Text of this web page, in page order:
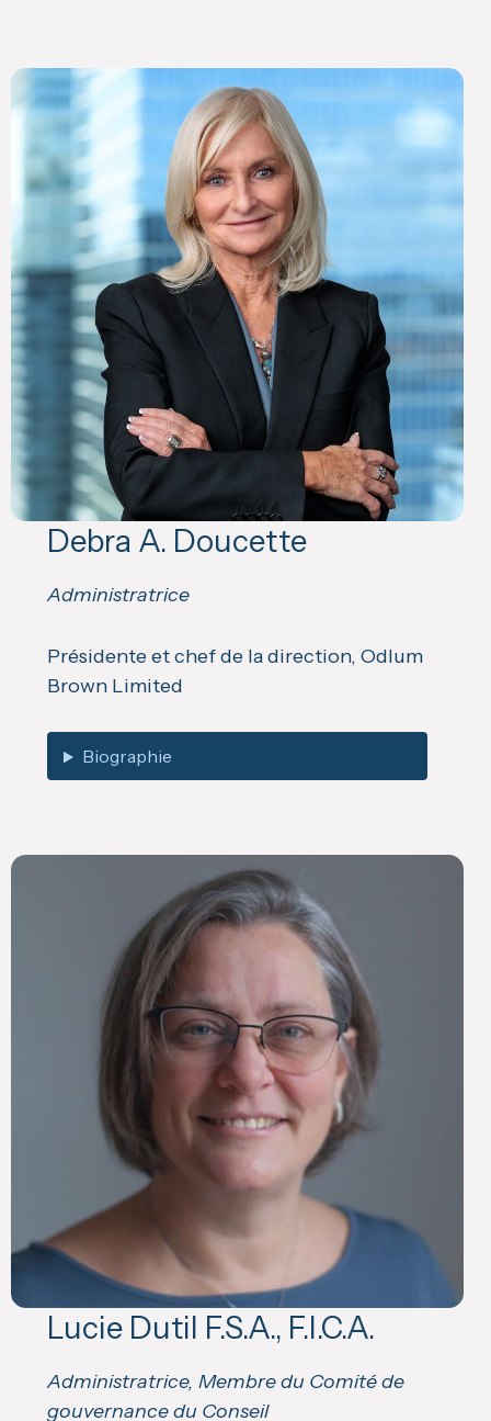
Debra A. Doucette
Administratrice
Présidente et chef de la direction, Odlum
Brown Limited
Biographie
Lucie Dutil F.S.A., F.I.C.A.
Administratrice, Membre du Comité de
gouvernance du Conseil